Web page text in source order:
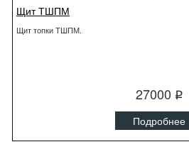
Щит ТШПМ
Щит топки ТШПМ.
27000 q
Подробнее